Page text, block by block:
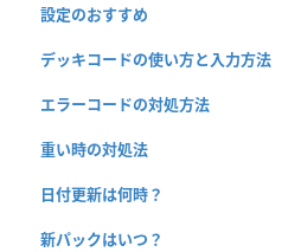
設定のおすすめ
デッキコードの使い方と入力方法
エラーコードの対処方法
重い時の対処法
日付更新は何時？
新パックはいつ？